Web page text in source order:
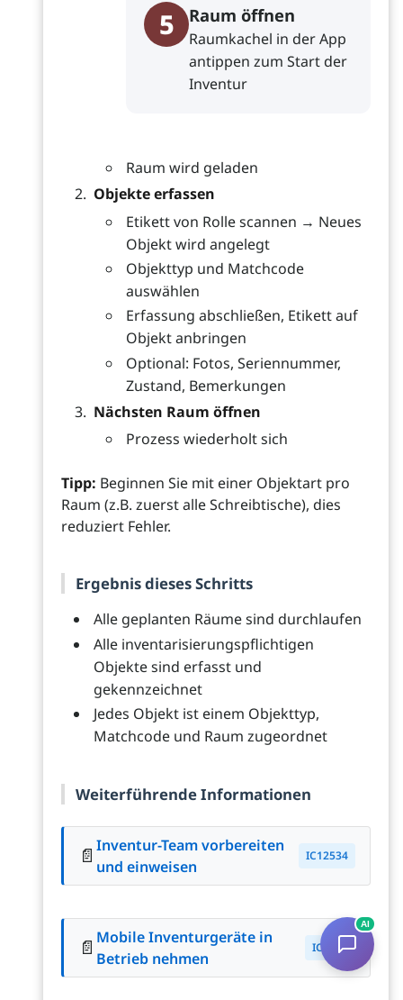
5 Raum öffnen
Raumkachel in der App
antippen zum Start der
Inventur
Raum wird geladen
Objekte erfassen
Etikett von Rolle scannen → Neues
Objekt wird angelegt
Objekttyp und Matchcode
auswählen
Erfassung abschließen, Etikett auf
Objekt anbringen
Optional: Fotos, Seriennummer,
Zustand, Bemerkungen
Nächsten Raum öffnen
Prozess wiederholt sich
Tipp: Beginnen Sie mit einer Objektart pro
Raum (z.B. zuerst alle Schreibtische), dies
reduziert Fehler.
Ergebnis dieses Schritts
Alle geplanten Räume sind durchlaufen
Alle inventarisierungspflichtigen
Objekte sind erfasst und
gekennzeichnet
Jedes Objekt ist einem Objekttyp,
Matchcode und Raum zugeordnet
Weiterführende Informationen
📄 Inventur-Team vorbereiten
und einweisen
IC12534
📄 Mobile Inventurgeräte in
Betrieb nehmen
IC1546
AI